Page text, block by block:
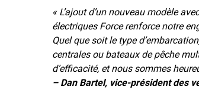
« L’ajout d’un nouveau modèle
électriques Force renforce notre
Quel que soit le type
centrales ou bateaux de pêche
d’efficacité, et nous sommes
– Dan Bartel, vice-président des